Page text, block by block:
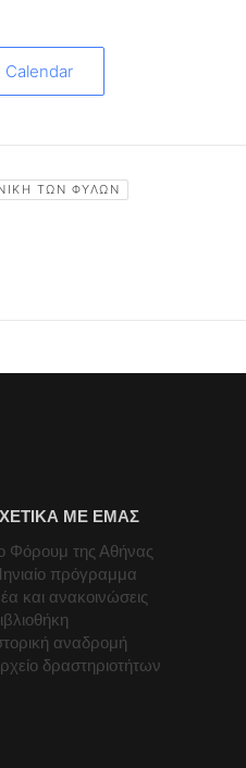
ΤΩΝ ΦΎΛΩΝ
ΜΕ ΕΜΑΣ
Φόρουμ της Αθήνας
πρόγραμμα
και ανακοινώσεις
αναδρομή
δραστηριοτήτων